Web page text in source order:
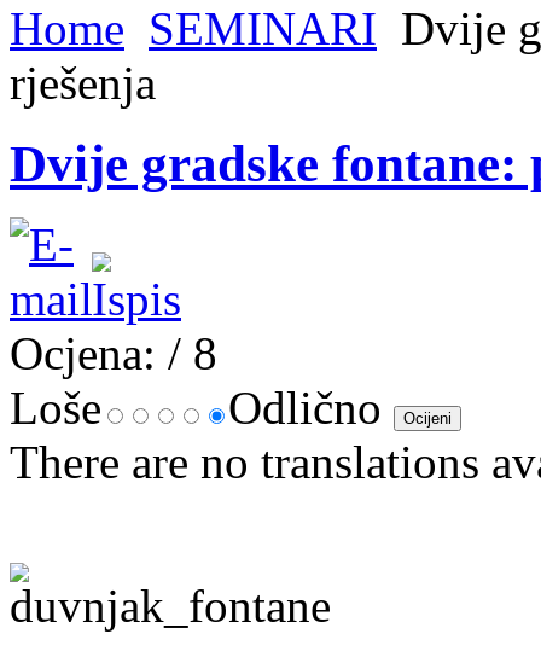
Home SEMINARI Dvije
rješenja
Dvije gradske
Ocjena: / 8
Loše
Odlično
There are no translations